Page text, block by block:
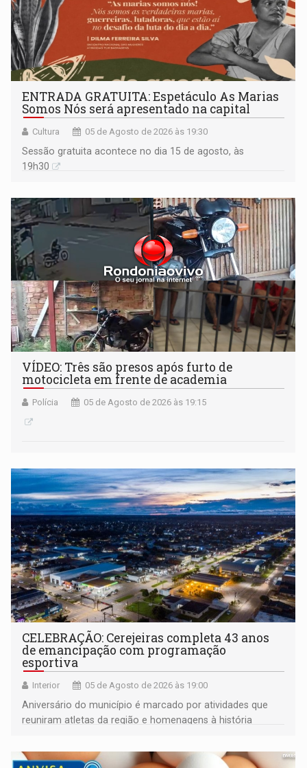
ENTRADA GRATUITA: Espetáculo As Marias
Somos Nós será apresentado na capital
Cultura 05 de Agosto de 2026 às 19:30
Sessão gratuita acontece no dia 15 de agosto, às
19h30
VÍDEO: Três são presos após furto de
motocicleta em frente de academia
Polícia 05 de Agosto de 2026 às 19:15
CELEBRAÇÃO: Cerejeiras completa 43 anos
de emancipação com programação
esportiva
Interior 05 de Agosto de 2026 às 19:00
Aniversário do município é marcado por atividades que
reuniram atletas da região e homenagens à história